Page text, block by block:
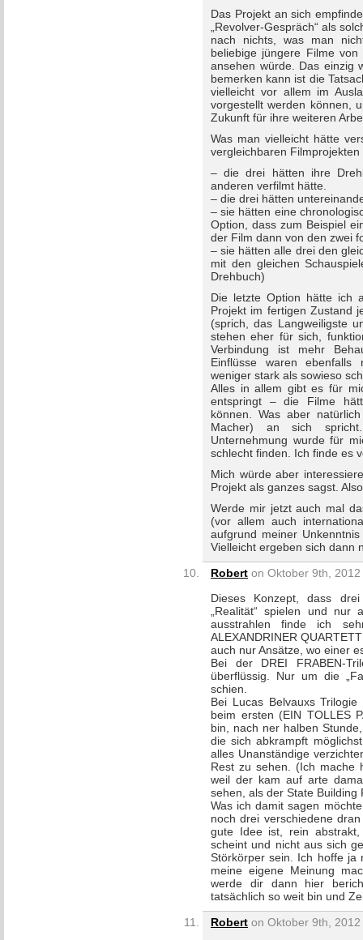
Das Projekt an sich
„Revolver-Gespräch“ als
nach nichts, was man
beliebige jüngere Filme
ansehen würde. Das einzig
bemerken kann ist die
vielleicht vor allem im
vorgestellt werden können,
Zukunft für ihre weiteren
Was man vielleicht hätte
vergleichbaren
– die drei hätten ihre
anderen verfilmt hätte.
– die drei hätten
– sie hätten eine
Option, dass zum Beispiel
der Film dann von den zwei
– sie hätten alle drei den
mit den gleichen
Drehbuch)
Die letzte Option hätte ich
Projekt im fertigen Zustand
(sprich, das Langweiligste
stehen eher für sich,
Verbindung ist mehr
Einflüsse waren
weniger stark als sowieso
Alles in allem gibt es für
entspringt – die Filme
können. Was aber
Macher) an sich
Unternehmung wurde für
schlecht finden. Ich finde es
Mich würde aber
Projekt als ganzes sagst.
Werde mir jetzt auch mal
(vor allem auch
aufgrund meiner
Vielleicht ergeben sich dann
Robert on Oktober 9th,
Dieses Konzept, dass
„Realität“ spielen und nur
ausstrahlen finde ich
ALEXANDRINER
auch nur Ansätze, wo einer
Bei der DREI FRABEN-
überflüssig. Nur um die
schien.
Bei Lucas Belvauxs
beim ersten (EIN TOLLES
bin, nach ner halben
die sich abkrampft
alles Unanständige
Rest zu sehen. (Ich mache
weil der kam auf arte
sehen, als der State Building
Was ich damit sagen
noch drei verschiedene
gute Idee ist, rein
scheint und nicht aus sich
Störkörper sein. Ich hoffe ja
meine eigene Meinung
werde dir dann hier
tatsächlich so weit bin und
Robert on Oktober 9th,